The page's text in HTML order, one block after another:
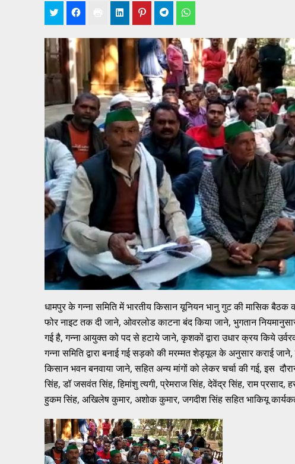
धामपुर के गन्ना समिति में भारतीय किसान यूनियन भानु गुट की मासिक बैठक
फोर नाइट तक दी जाने, ओवरलोड काटना बंद किया जाने, भुगतान
गई है, गन्ना आयुक्त को पद से हटाये जाने, कृशकों द्वारा उधार क्रय किये
गन्ना समिति द्वारा बनाई गई सड़को की मरम्मत शेड्यूल के अनुसार कराई
किसान भवन बनवाया जाने, सहित अन्य मांगों को लेकर चर्चा की गई, इस
सिंह, डॉ जसवंत सिंह, हिमांशु त्यगी, प्रेमराज सिंह, देवेंद्र सिंह, राम
हुकम सिंह, अखिलेष कुमार, अशोक कुमार, जगदीश सिंह सहित भाकियू